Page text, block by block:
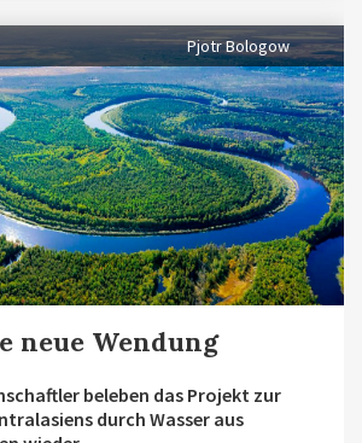
Pjotr Bologow
neue Wendung
beleben das Projekt zur
durch Wasser aus